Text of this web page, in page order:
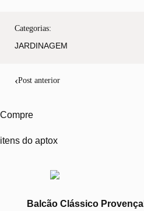
Categorias:
JARDINAGEM
‹Post anterior
Compre
itens do aptox
Balcão Clássico Provençal